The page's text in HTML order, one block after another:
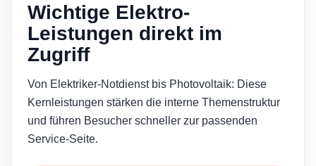
Wichtige Elektro-
Leistungen direkt im
Zugriff
Von Elektriker-Notdienst bis Photovoltaik: Diese
Kernleistungen stärken die interne Themenstruktur
und führen Besucher schneller zur passenden
Service-Seite.